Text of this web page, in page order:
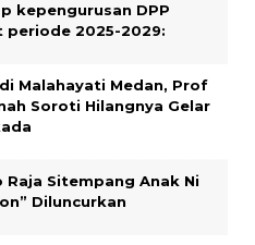
kepengurusan DPP
periode 2025-2029:
Malahayati Medan, Prof
Soroti Hilangnya Gelar
Raja Sitempang Anak Ni
Diluncurkan